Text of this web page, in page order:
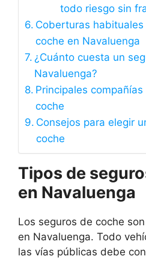
todo riesgo sin
Coberturas
coche en Navaluenga
¿Cuánto cuesta un
Navaluenga?
Principales
coche
Consejos para elegir
coche
Tipos de
en Navaluenga
Los seguros de coche
en Navaluenga. Todo
las vías públicas debe